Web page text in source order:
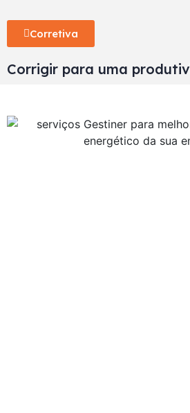
Corretiva
Corrigir para uma